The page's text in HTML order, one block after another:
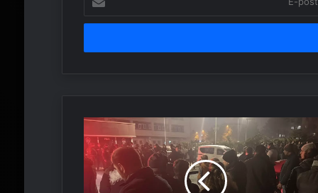
posta
adresinizi
Bolu'daki
Yangın
Soruşturmasında
Tutuklama